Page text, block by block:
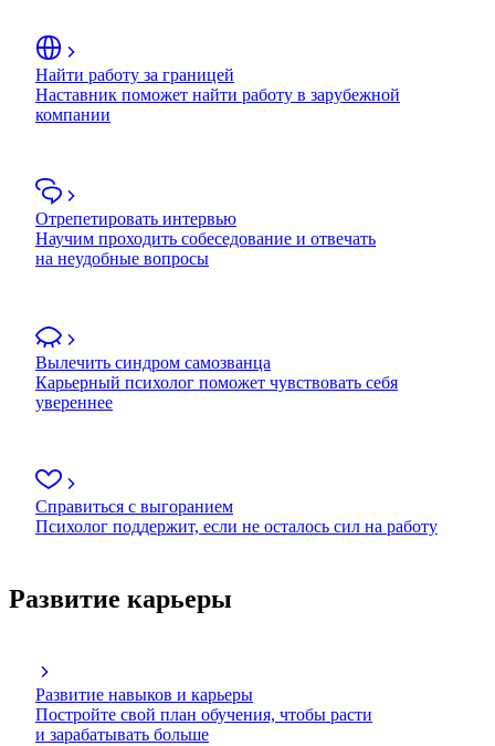
Найти работу за границей
Наставник поможет найти работу в зарубежной
компании
Отрепетировать интервью
Научим проходить собеседование и отвечать
на неудобные вопросы
Вылечить синдром самозванца
Карьерный психолог поможет чувствовать себя
увереннее
Справиться с выгоранием
Психолог поддержит, если не осталось сил на работу
Развитие карьеры
Развитие навыков и карьеры
Постройте свой план обучения, чтобы расти
и зарабатывать больше